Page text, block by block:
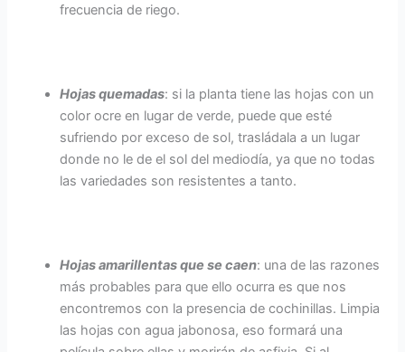
frecuencia de riego.
Hojas quemadas: si la planta tiene las hojas con un
color ocre en lugar de verde, puede que esté
sufriendo por exceso de sol, trasládala a un lugar
donde no le de el sol del mediodía, ya que no todas
las variedades son resistentes a tanto.
Hojas amarillentas que se caen: una de las razones
más probables para que ello ocurra es que nos
encontremos con la presencia de cochinillas. Limpia
las hojas con agua jabonosa, eso formará una